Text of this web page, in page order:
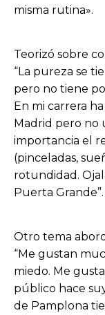
misma rutina».
Teorizó sobre
“La pureza se
pero no tiene
En mi carrera
Madrid pero no
importancia el
(pinceladas,
rotundidad.
Puerta Grande”.
Otro tema
“Me gustan
miedo. Me
público hace
de Pamplona